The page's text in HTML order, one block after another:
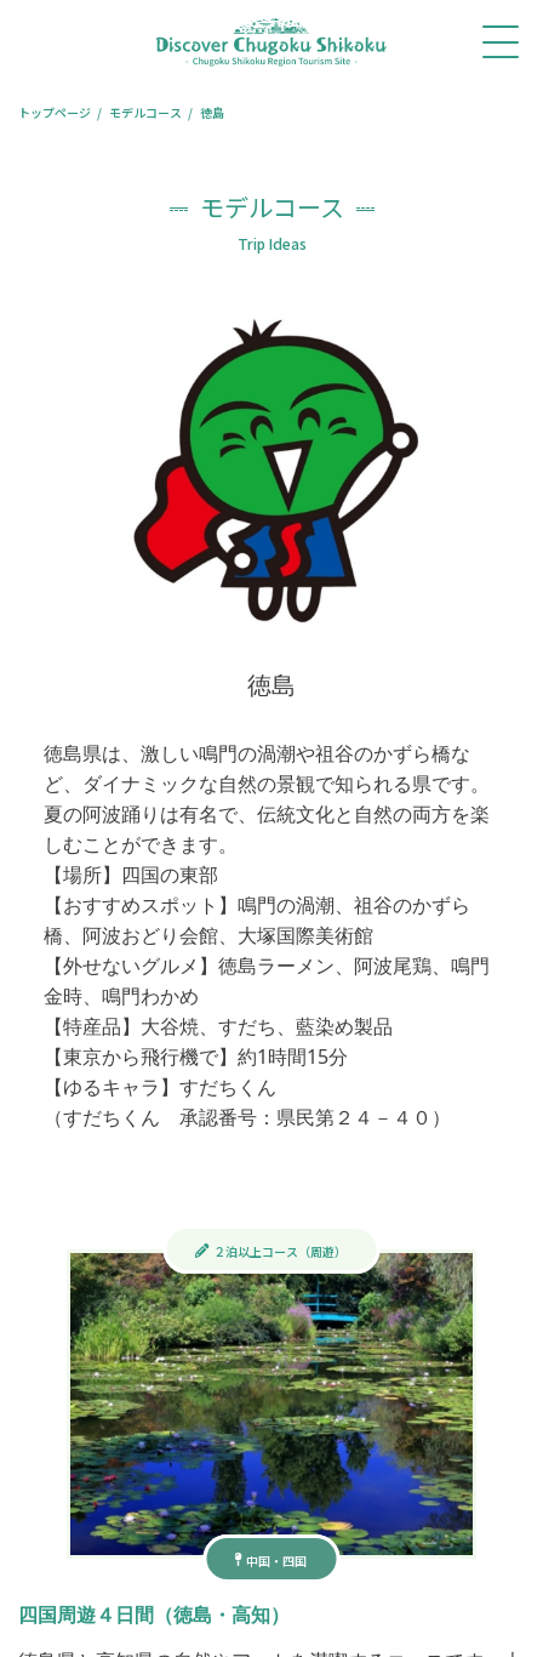
トップページ モデルコース 徳島
モデルコース
Trip Ideas
徳島
徳島県は、激しい鳴門の渦潮や祖谷のかずら橋な
ど、ダイナミックな自然の景観で知られる県です。
夏の阿波踊りは有名で、伝統文化と自然の両方を楽
しむことができます。
【場所】四国の東部
【おすすめスポット】鳴門の渦潮、祖谷のかずら
橋、阿波おどり会館、大塚国際美術館
【外せないグルメ】徳島ラーメン、阿波尾鶏、鳴門
金時、鳴門わかめ
【特産品】大谷焼、すだち、藍染め製品
【東京から飛行機で】約1時間15分
【ゆるキャラ】すだちくん
（すだちくん 承認番号：県民第２４－４０）
中国・四国
２泊以上コース（周遊）
四国周遊４日間（徳島・高知）
体験・
ツアー
モデル
コース
旅コ
ラム
レストラ
ン予約